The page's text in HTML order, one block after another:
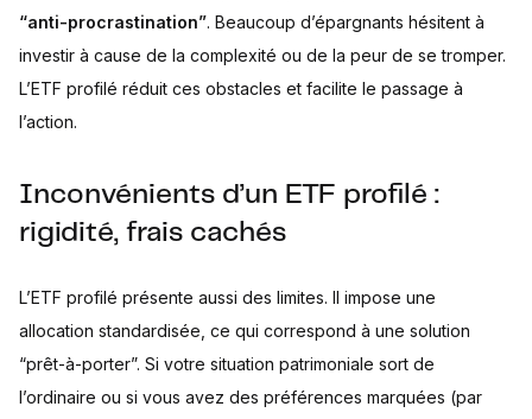
“anti-procrastination”. Beaucoup d’épargnants hésitent à
investir à cause de la complexité ou de la peur de se tromper.
L’ETF profilé réduit ces obstacles et facilite le passage à
l’action.
Inconvénients d’un ETF profilé :
rigidité, frais cachés
L’ETF profilé présente aussi des limites. Il impose une
allocation standardisée, ce qui correspond à une solution
“prêt-à-porter”. Si votre situation patrimoniale sort de
l’ordinaire ou si vous avez des préférences marquées (par